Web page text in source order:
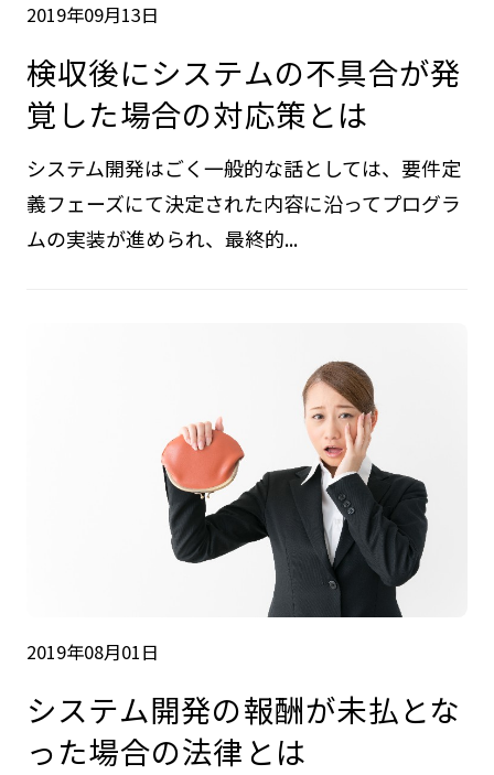
2019年09月13日
検収後にシステムの不具合が発
覚した場合の対応策とは
システム開発はごく一般的な話としては、要件定
義フェーズにて決定された内容に沿ってプログラ
ムの実装が進められ、最終的...
2019年08月01日
システム開発の報酬が未払とな
った場合の法律とは